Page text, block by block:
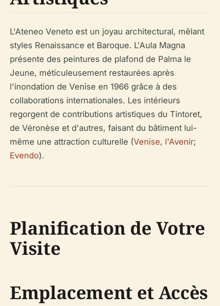
L'Ateneo Veneto est un joyau architectural, mêlant
styles Renaissance et Baroque. L'Aula Magna
présente des peintures de plafond de Palma le
Jeune, méticuleusement restaurées après
l'inondation de Venise en 1966 grâce à des
collaborations internationales. Les intérieurs
regorgent de contributions artistiques du Tintoret,
de Véronèse et d'autres, faisant du bâtiment lui-
même une attraction culturelle (Venise, l'Avenir;
Evendo).
Planification de Votre
Visite
Emplacement et Accès